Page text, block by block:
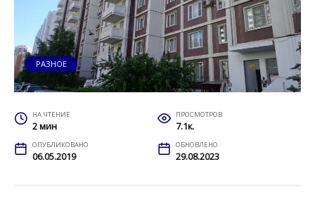
РАЗНОЕ
НА ЧТЕНИЕ
2 мин
ПРОСМОТРОВ
7.1к.
ОПУБЛИКОВАНО
06.05.2019
ОБНОВЛЕНО
29.08.2023